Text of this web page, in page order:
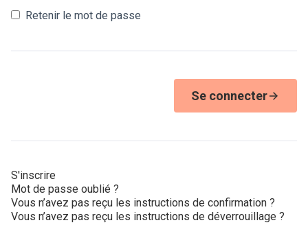
Retenir le mot de passe
Se connecter
S'inscrire
Mot de passe oublié ?
Vous n’avez pas reçu les instructions de confirmation ?
Vous n’avez pas reçu les instructions de déverrouillage ?